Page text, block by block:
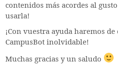
contenidos más acordes al
usarla!
¡Con vuestra ayuda haremos
CampusBot inolvidable!
Muchas gracias y un saludo